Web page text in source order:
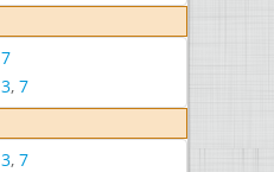
7
3, 7
3, 7